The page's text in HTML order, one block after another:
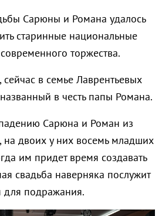
Сарюны и Романа удалось
старинные национальные
торжества.
в семье Лаврентьевых
в честь папы Романа.
Сарюна и Роман из
на двоих у них восемь младших
им придет время создавать
свадьба наверняка послужит
подражания.